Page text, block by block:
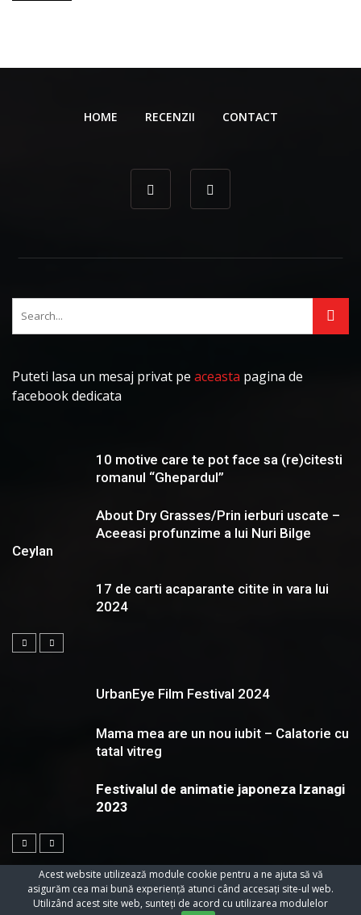
HOME RECENZII CONTACT
Puteti lasa un mesaj privat pe aceasta pagina de
facebook dedicata
10 motive care te pot face sa (re)citesti
romanul “Ghepardul”
About Dry Grasses/Prin ierburi uscate –
Aceeasi profunzime a lui Nuri Bilge
Ceylan
17 de carti acaparante citite in vara lui
2024
UrbanEye Film Festival 2024
Mama mea are un nou iubit – Calatorie cu
tatal vitreg
Festivalul de animatie japoneza Izanagi
2023
© 2023 Toate Drepturile Rezervate Cartifilmepasiuni.ro
Acest website utilizează module cookie pentru a ne ajuta să vă
asigurăm cea mai bună experiență atunci când accesați site-ul web.
Utilizând acest site web, sunteți de acord cu utilizarea modulelor